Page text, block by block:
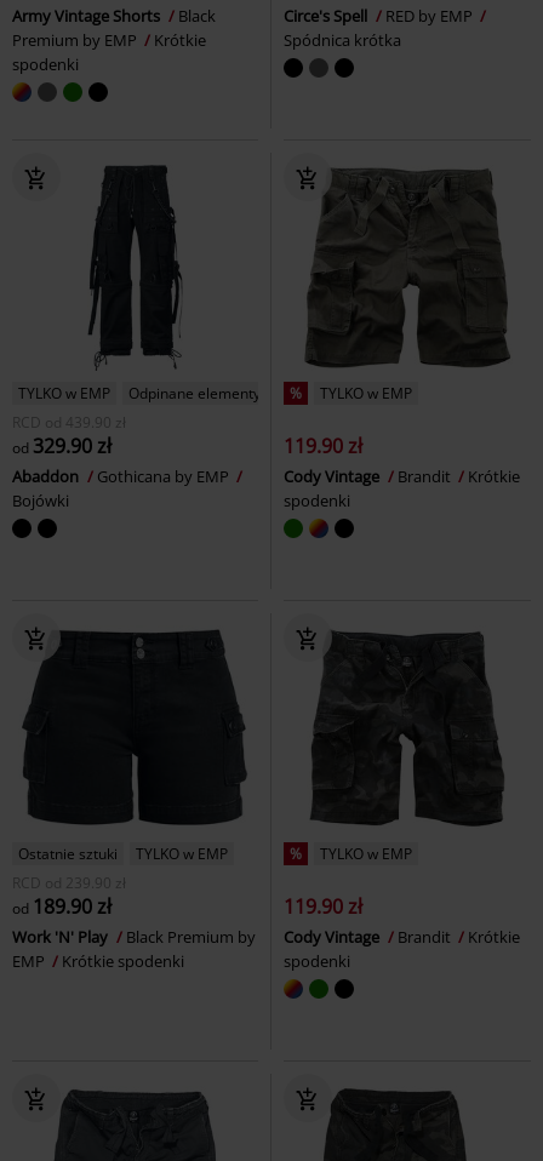
Army Vintage Shorts
Black
Premium by EMP
Krótkie
spodenki
Circe's Spell
RED by EMP
Spódnica krótka
TYLKO w EMP
Odpinane elementy
RCD
od 439.90 zł
od 329.90 zł
Abaddon
Gothicana by EMP
Bojówki
% TYLKO w EMP
119.90 zł
Cody Vintage Brandit
Krótkie
spodenki
Ostatnie sztuki
TYLKO w EMP
RCD
od 239.90 zł
od 189.90 zł
Work 'N' Play
Black Premium by
EMP
Krótkie spodenki
% TYLKO w EMP
119.90 zł
Cody Vintage Brandit
Krótkie
spodenki